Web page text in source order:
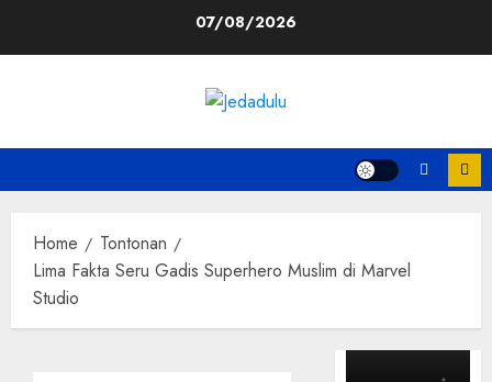
07/08/2026
Home
Tontonan
Lima Fakta Seru Gadis Superhero Muslim di Marvel
Studio